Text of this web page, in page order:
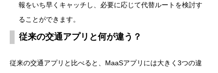
報をいち早くキャッチし、必要に応じて代替ルートを検討す
ることができます。
従来の交通アプリと何が違う？
従来の交通アプリと比べると、MaaSアプリには大きく3つの違